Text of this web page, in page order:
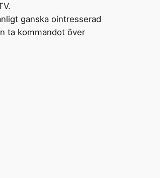
ganska ointresserad
ta kommandot över